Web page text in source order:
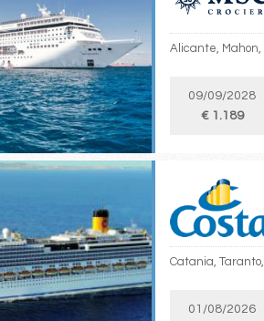
Alicante, Mahon,
09/09/2028
€ 1.189
Catania,
01/08/2026